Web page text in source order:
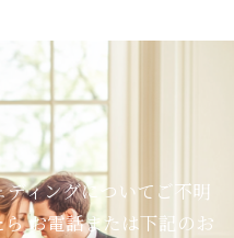
ィングについてご不明
らお電話または下記のお